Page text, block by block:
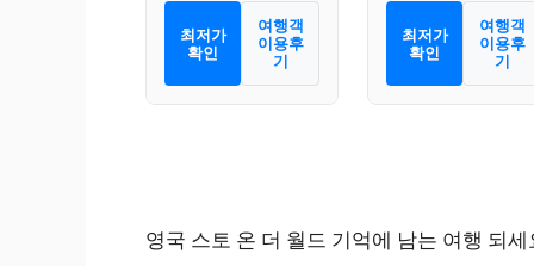
최저가
확인
여행객
이용후
기
최저가
확인
여행객
이용후
기
영국 스토 온 더 월드 기억에 남는 여행 되세